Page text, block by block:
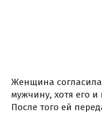
Женщина
мужчину, хотя его
После того ей